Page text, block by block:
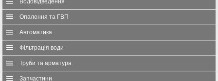
Водовідведення
Опалення та ГВП
Автоматика
Фільтрація води
Труби та арматура
Запчастини